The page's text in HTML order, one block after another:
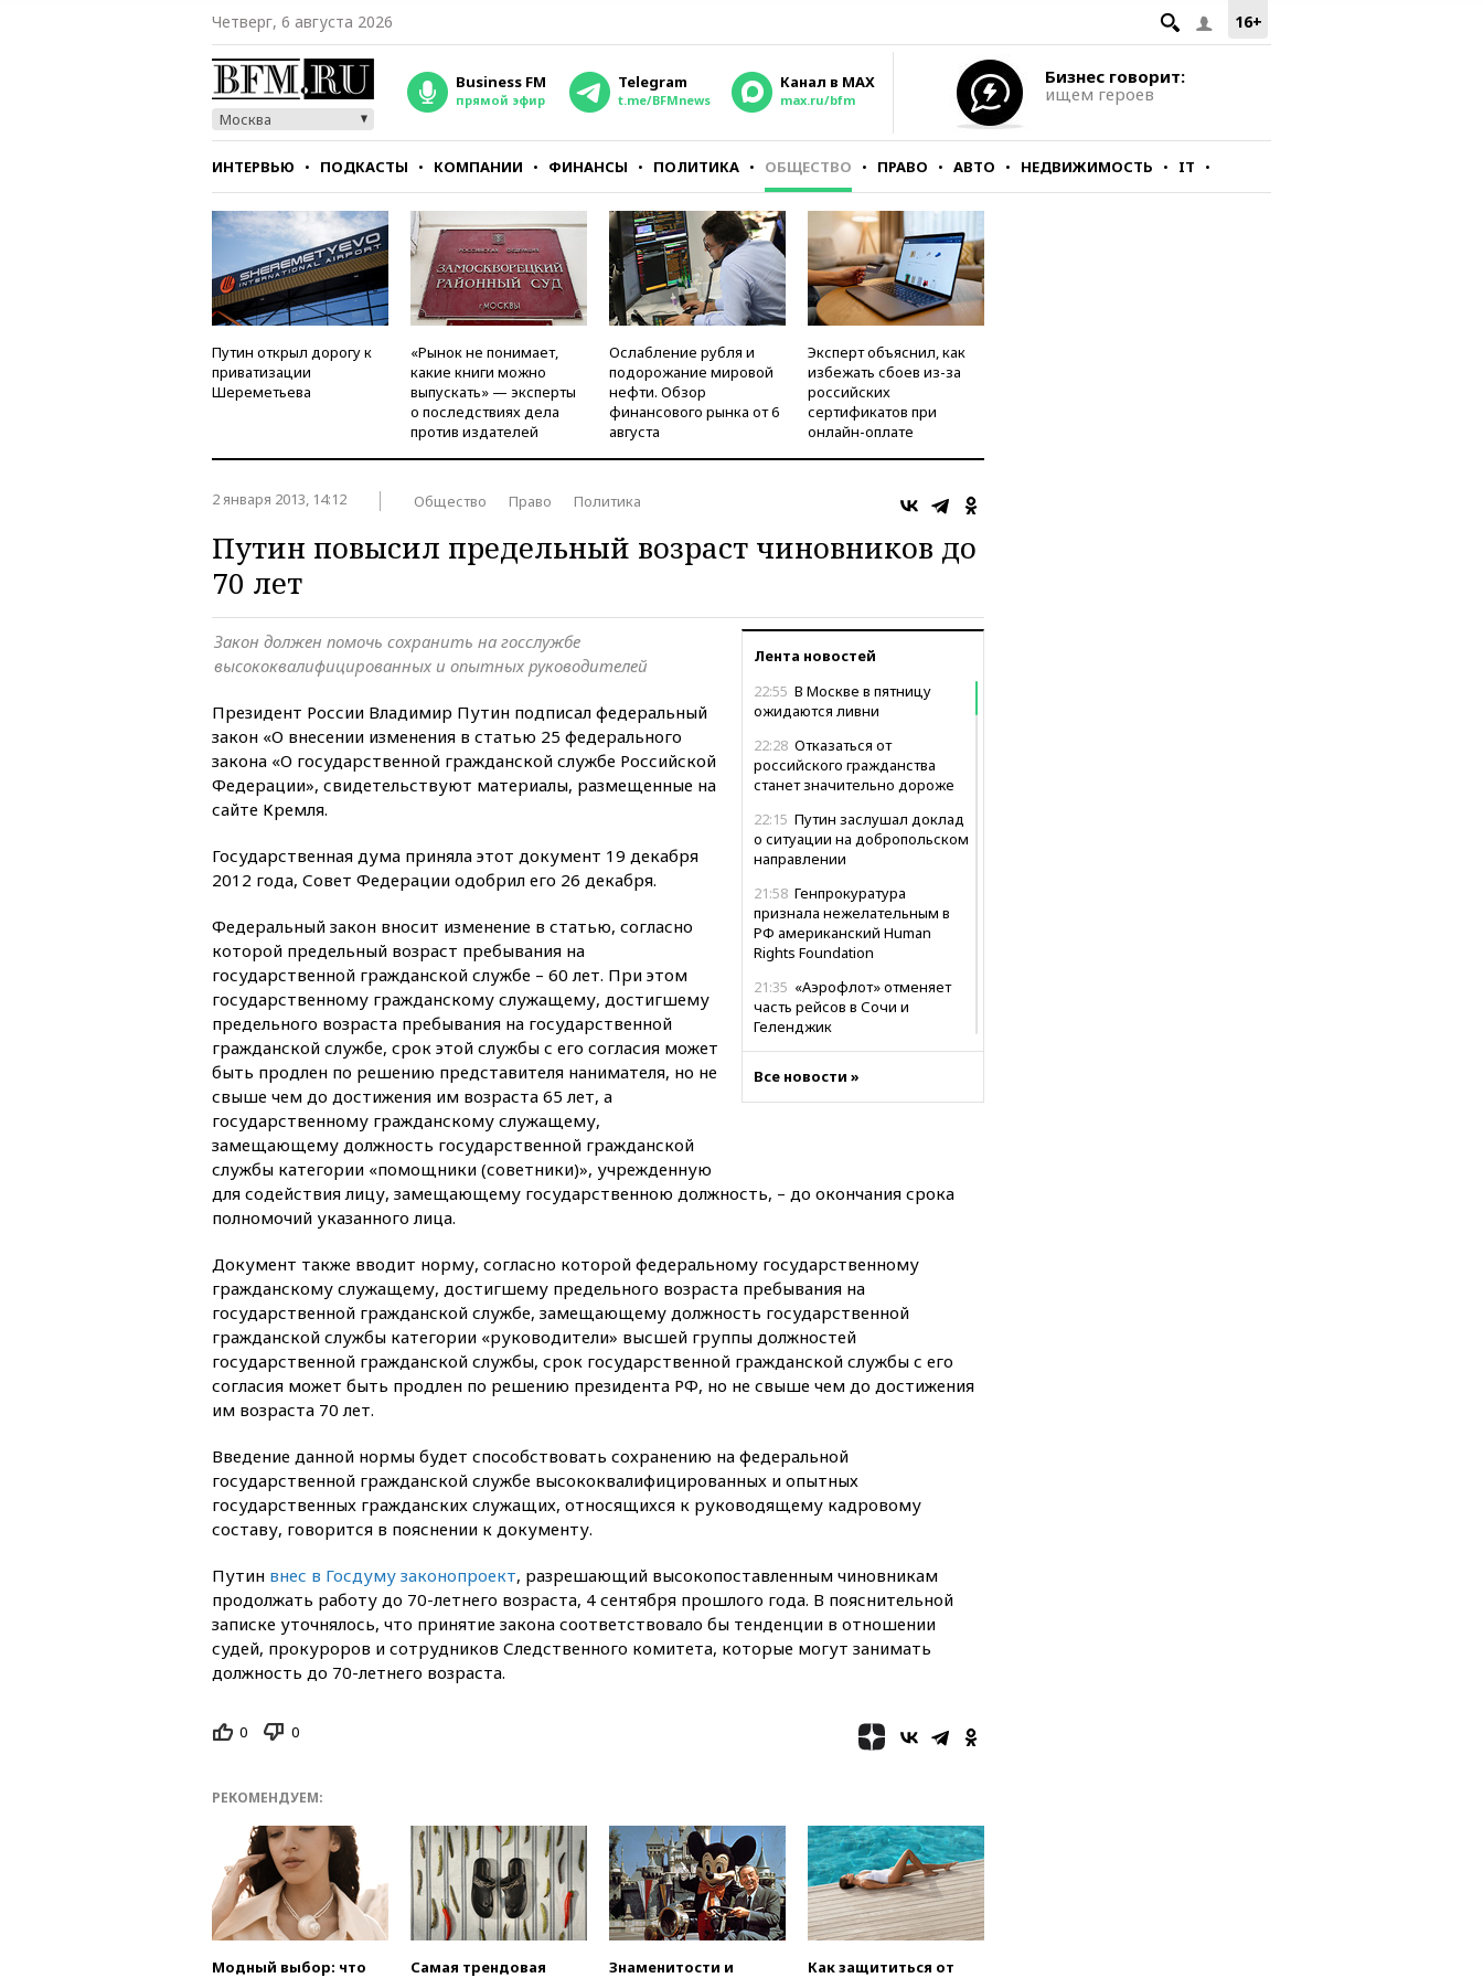
16+
Четверг, 6 августа 2026
Москва
Business FM
прямой эфир
Telegram
t.me/BFMnews
Канал в MAX
max.ru/bfm
Бизнес говорит:
ищем героев
ИНТЕРВЬЮ ПОДКАСТЫ КОМПАНИИ ФИНАНСЫ ПОЛИТИКА ОБЩЕСТВО ПРАВО АВТО НЕДВИЖИМОСТЬ IT
СТИЛЬ ТЕСТЫ
Путин открыл дорогу к
приватизации
Шереметьева
«Рынок не понимает,
какие книги можно
выпускать» — эксперты
о последствиях дела
против издателей
Ослабление рубля и
подорожание мировой
нефти. Обзор
финансового рынка от 6
августа
Эксперт объяснил, как
избежать сбоев из-за
российских
сертификатов при
онлайн-оплате
2 января 2013, 14:12 Общество Право Политика
Путин повысил предельный возраст чиновников до
70 лет
Лента новостей
22:55 В Москве в пятницу
ожидаются ливни
22:28 Отказаться от
российского гражданства
станет значительно дороже
22:15 Путин заслушал доклад
о ситуации на добропольском
направлении
21:58 Генпрокуратура
признала нежелательным в
РФ американский Human
Rights Foundation
21:35 «Аэрофлот» отменяет
часть рейсов в Сочи и
Геленджик
выиграл золото чемпионата
Европы в прыжках с 10-
концессии строительства ж/д
обсуждают эксперимент по
онлайн-продаже алкоголя
20:45 Матвиенко: россиянам
могут рекомендовать не
посещать Армению
20:35ПВО за день сбила еще
20:27
оптимизировать олимпиады
для поступления в вузы
БПЛА из средств на ремонт
20:00 Зеленский 8 августа
посетит Сербию с
официальным визитом
Аэропорты Сочи и
доноров-республиканцев
поддержать Вэнса на выборах
2028 года
19:20
Число ломбардов в РФ
превысило максимум 2022
Все новости »
Закон должен помочь сохранить на госслужбе
высококвалифицированных и опытных руководителей
Президент России Владимир Путин подписал федеральный
закон «О внесении изменения в статью 25 федерального
закона «О государственной гражданской службе Российской
Федерации», свидетельствуют материалы, размещенные на
сайте Кремля.
Государственная дума приняла этот документ 19 декабря
2012 года, Совет Федерации одобрил его 26 декабря.
Федеральный закон вносит изменение в статью, согласно
которой предельный возраст пребывания на
государственной гражданской службе – 60 лет. При этом
государственному гражданскому служащему, достигшему
предельного возраста пребывания на государственной
гражданской службе, срок этой службы с его согласия может
быть продлен по решению представителя нанимателя, но не
свыше чем до достижения им возраста 65 лет, а
государственному гражданскому служащему,
замещающему должность государственной гражданской
службы категории «помощники (советники)», учрежденную
для содействия лицу, замещающему государственною должность, – до окончания срока
полномочий указанного лица.
Документ также вводит норму, согласно которой федеральному государственному
гражданскому служащему, достигшему предельного возраста пребывания на
государственной гражданской службе, замещающему должность государственной
гражданской службы категории «руководители» высшей группы должностей
государственной гражданской службы, срок государственной гражданской службы с его
согласия может быть продлен по решению президента РФ, но не свыше чем до достижения
им возраста 70 лет.
Введение данной нормы будет способствовать сохранению на федеральной
государственной гражданской службе высококвалифицированных и опытных
государственных гражданских служащих, относящихся к руководящему кадровому
составу, говорится в пояснении к документу.
Путин внес в Госдуму законопроект, разрешающий высокопоставленным чиновникам
продолжать работу до 70-летнего возраста, 4 сентября прошлого года. В пояснительной
записке уточнялось, что принятие закона соответствовало бы тенденции в отношении
судей, прокуроров и сотрудников Следственного комитета, которые могут занимать
должность до 70-летнего возраста.
0 0
РЕКОМЕНДУЕМ:
Модный выбор: что
Самая трендовая
Знаменитости и
Как защититься от